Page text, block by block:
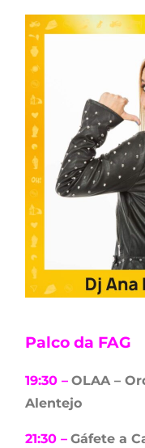
Palco da FAG
19:30 – OLAA –
Alentejo
21:30 – Gáfete a